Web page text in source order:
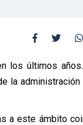
los últimos
la
a este ámbito